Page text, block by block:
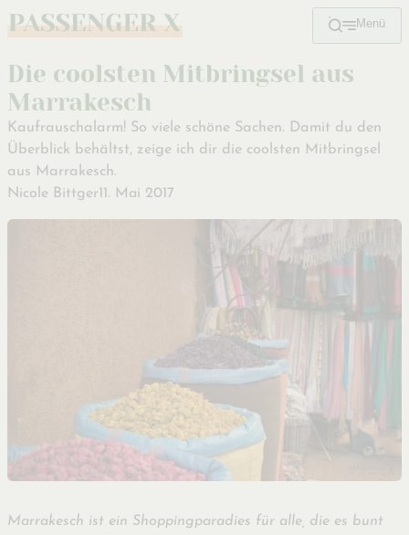
Zum
Menü
Die coolsten Mitbringsel aus
Marrakesch
Kaufrauschalarm! So viele schöne Sachen. Damit du den
Überblick behältst, zeige ich dir die coolsten Mitbringsel
aus Marrakesch.
Nicole Bittger11. Mai 2017
Marrakesch ist ein Shoppingparadies für alle, die es bunt